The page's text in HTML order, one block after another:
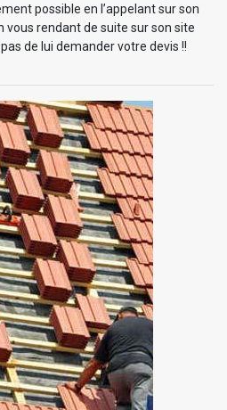
possible en l’appelant sur son
rendant de suite sur son site
de lui demander votre devis !!